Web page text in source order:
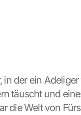
in der ein
täuscht und
die Welt von